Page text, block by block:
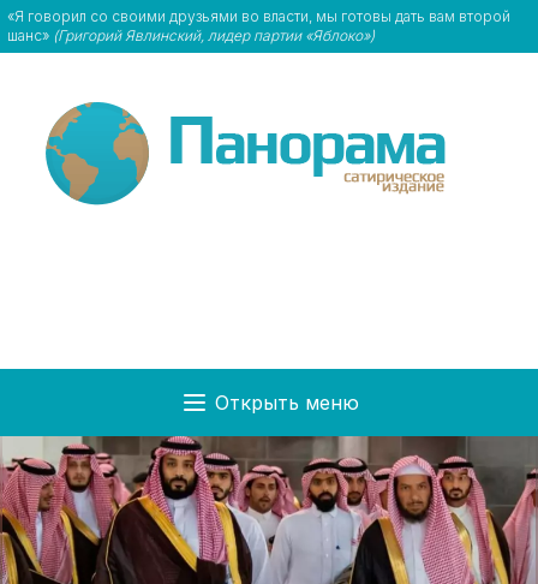
«Я говорил со своими друзьями во власти, мы готовы дать вам второй
шанс» (Григорий Явлинский, лидер партии «Яблоко»)
Открыть меню